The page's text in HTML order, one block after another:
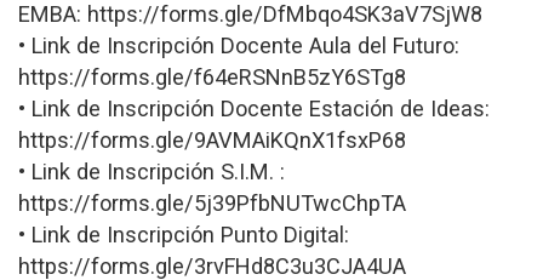
EMBA: https://forms.gle/DfMbqo4SK3aV7SjW8
• Link de Inscripción Docente Aula del Futuro:
https://forms.gle/f64eRSNnB5zY6STg8
• Link de Inscripción Docente Estación de Ideas:
https://forms.gle/9AVMAiKQnX1fsxP68
• Link de Inscripción S.I.M. :
https://forms.gle/5j39PfbNUTwcChpTA
• Link de Inscripción Punto Digital:
https://forms.gle/3rvFHd8C3u3CJA4UA